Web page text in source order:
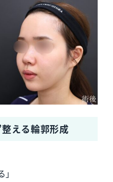
える輪郭形成